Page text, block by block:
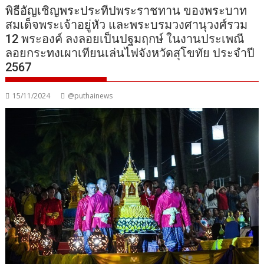
พิธีอัญเชิญพระประทีปพระราชทาน ของพระบาท
สมเด็จพระเจ้าอยู่หัว และพระบรมวงศานุวงศ์รวม
12 พระองค์ ลงลอยเป็นปฐมฤกษ์ ในงานประเพณี
ลอยกระทงเผาเทียนเล่นไฟจังหวัดสุโขทัย ประจำปี
2567
15/11/2024 @puthainews